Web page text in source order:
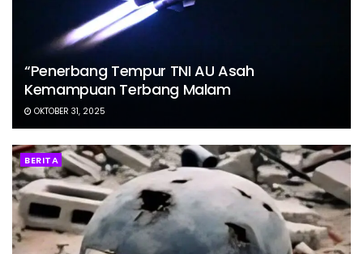
“Penerbang Tempur TNI AU Asah
Kemampuan Terbang Malam
OKTOBER 31, 2025
BERITA